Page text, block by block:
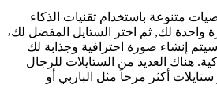
متنوعة باستخدام تقنيات الذكاء
واحدة لك, ثم اختر الستايل المفضل لك،
إنشاء صورة احترافية وجذابة لك
هناك العديد من الستايلات للرجال
أكثر مرحاً مثل الباربي أو